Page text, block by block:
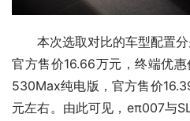
本次选取对比的车型配置
官方售价16.66万元，终端优
530Max纯电版，官方售价
元左右。由此可见，eπ007与